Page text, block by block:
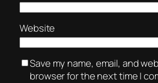
Website
Save my name, email, and
browser for the next time I